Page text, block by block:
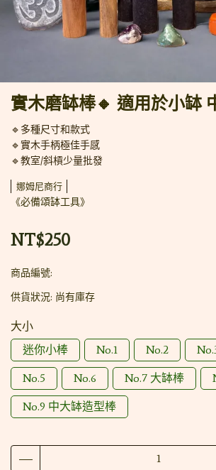
實木磨缽棒🔸 適用於小缽
🔹多種尺寸和款式
🔹實木手柄極佳手感
🔹教室/斜槓少量批發
娜姆尼商行
《必備頌缽工具》
NT$250
商品編號:
供貨狀況: 尚有庫存
大小
迷你小棒
No.1 No.2
No.5 No.6 No.7 大缽棒
No.9 中大缽造型棒